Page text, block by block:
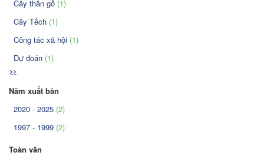
Cây thân gỗ (1)
Cây Tếch (1)
Công tác xã hội (1)
Dự đoán (1)
>>
Năm xuất bản
2020 - 2025 (2)
1997 - 1999 (2)
Toàn văn